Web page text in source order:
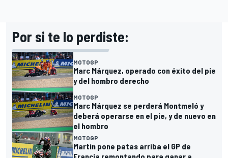
Por si te lo perdiste:
MOTOGP
Marc Márquez, operado con éxito del pie
y del hombro derecho
MOTOGP
Marc Márquez se perderá Montmeló y
deberá operarse en el pie, y de nuevo en
el hombro
MOTOGP
Martín pone patas arriba el GP de